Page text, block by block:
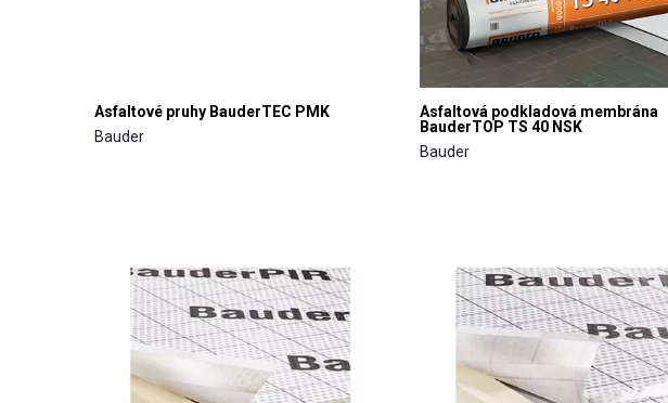
Asfaltové pruhy BauderTEC PMK
Bauder
Asfaltová podkladová membrána
BauderTOP TS 40 NSK
Bauder